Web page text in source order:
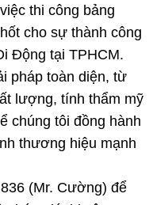
thi công bảng
cho sự thành công
Động tại TPHCM.
pháp toàn diện, từ
lượng, tính thẩm mỹ
chúng tôi đồng hành
thương hiệu mạnh
(Mr. Cường) để